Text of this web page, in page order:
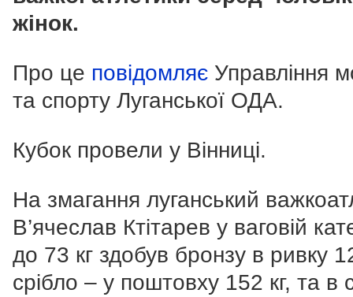
жінок.
Про це повідомляє Управління
та спорту Луганської ОДА.
Кубок провели у Вінниці.
На змагання луганський
В’ячеслав Ктітарев у ваговій
до 73 кг здобув бронзу в ривку
срібло – у поштовху 152 кг, та в